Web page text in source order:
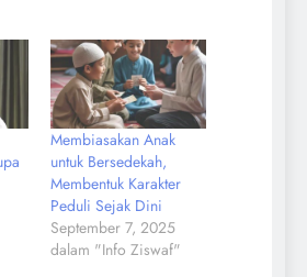
Membiasakan Anak
untuk Bersedekah,
Membentuk Karakter
Peduli Sejak Dini
September 7, 2025
dalam "Info Ziswaf"